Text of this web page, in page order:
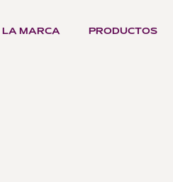
LA MARCA PRODUCTOS